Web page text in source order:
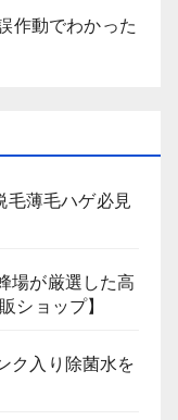
作動でわかった
毛薄毛ハゲ必見
場が厳選した高
ショップ】
ク入り除菌水を